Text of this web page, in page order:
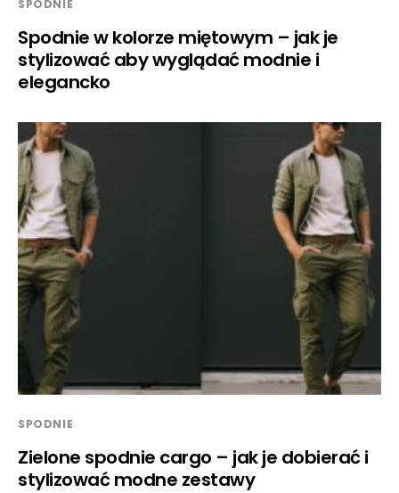
SPODNIE
Spodnie w kolorze miętowym – jak je
stylizować aby wyglądać modnie i
elegancko
SPODNIE
Zielone spodnie cargo – jak je dobierać i
stylizować modne zestawy